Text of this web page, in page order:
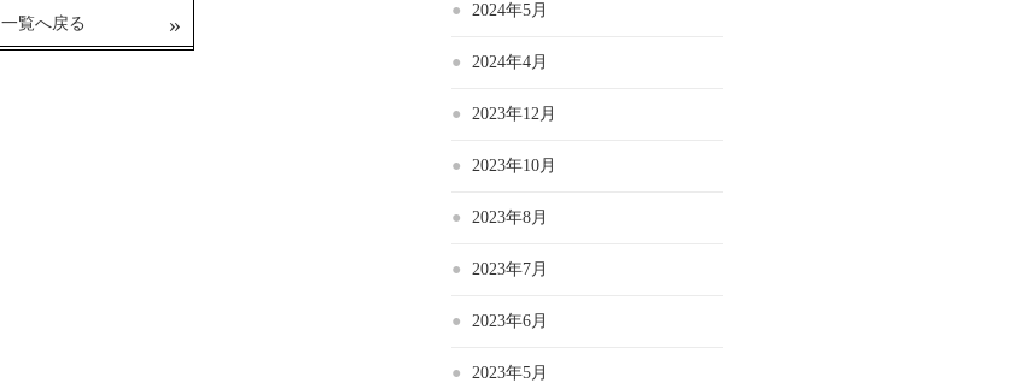
一覧へ戻る
2024年5月
2024年4月
2023年12月
2023年10月
2023年8月
2023年7月
2023年6月
2023年5月